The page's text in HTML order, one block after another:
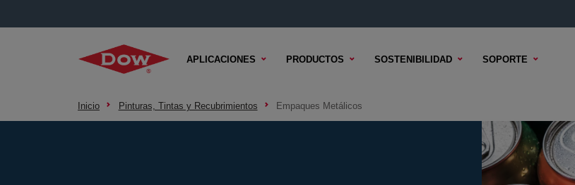
APLICACIONES PRODUCTOS SOSTENIBILIDAD SOPORTE
Inicio Pinturas, Tintas y Recubrimientos Empaques Metálicos